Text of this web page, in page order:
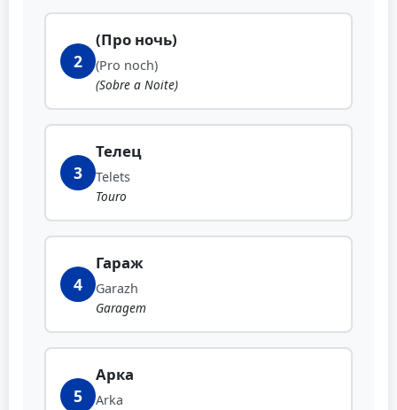
2
(Про ночь)
(Pro noch)
(Sobre a Noite)
3
Телец
Telets
Touro
4
Гараж
Garazh
Garagem
5
Арка
Arka